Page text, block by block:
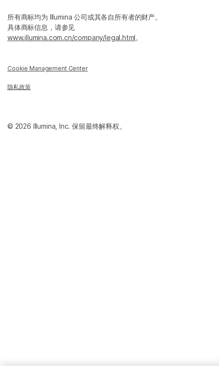
所有商标均为 Illumina 公司或其各自所有者的财产。
具体商标信息，请参见
www.illumina.com.cn/company/legal.html。
Cookie Management Center
隐私政策
© 2026 Illumina, Inc. 保留最终解释权。